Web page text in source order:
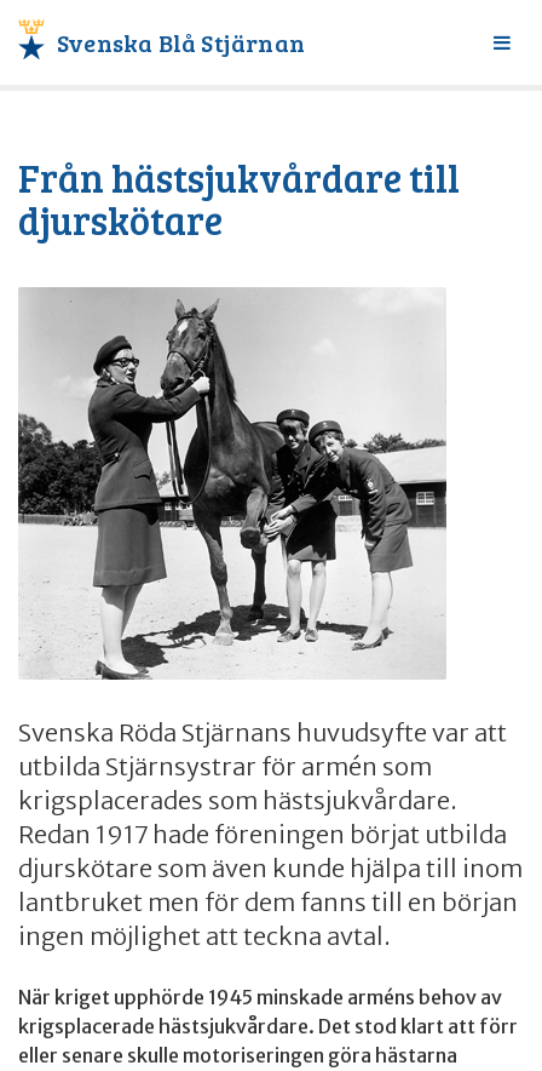
Svenska Blå Stjärnan
Växla
Från hästsjukvårdare till
djurskötare
Svenska Röda Stjärnans huvudsyfte var att
utbilda Stjärnsystrar för armén som
krigsplacerades som hästsjukvårdare.
Redan 1917 hade föreningen börjat utbilda
djurskötare som även kunde hjälpa till inom
lantbruket men för dem fanns till en början
ingen möjlighet att teckna avtal.
När kriget upphörde 1945 minskade arméns behov av
krigsplacerade hästsjukvårdare. Det stod klart att förr
eller senare skulle motoriseringen göra hästarna